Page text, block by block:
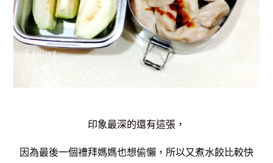
印象最深的還有這張，
因為最後一個禮拜媽媽也想偷懶，所以又煮水餃比較快